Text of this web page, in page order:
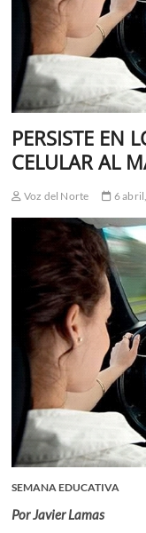
PERSISTE EN
CELULAR AL
Voz del Norte 6
SEMANA EDUCATIVA
Por Javier Lamas